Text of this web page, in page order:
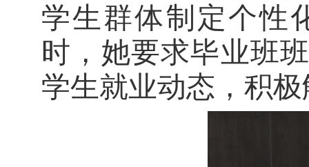
学生群体制定个性
时， 她要求毕业班
学生就业动态，积